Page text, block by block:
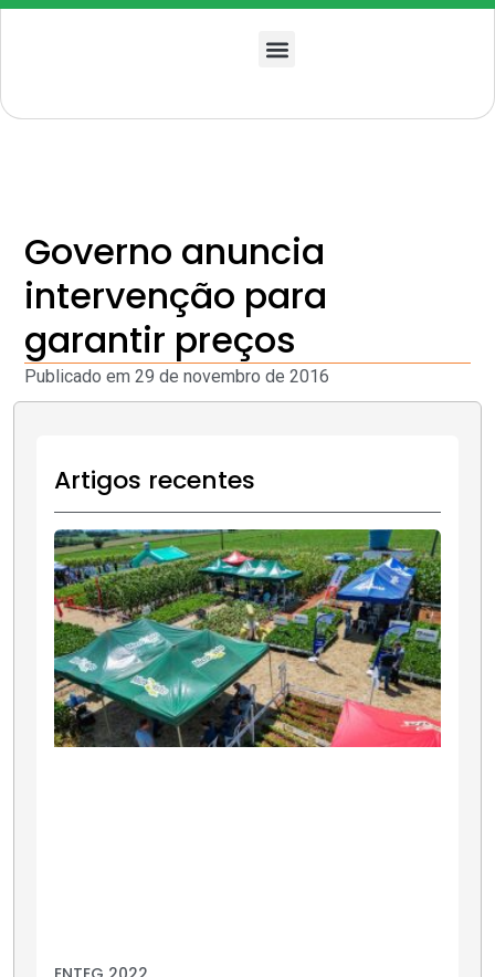
Governo anuncia
intervenção para
garantir preços
Publicado em 29 de novembro de 2016
Artigos recentes